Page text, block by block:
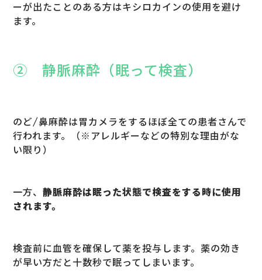
ーが出たことのある方はキシロカインの使用を避け
ます。
② 静脈麻酔（眠って検査）
のど/鼻麻酔は胃カメラをするほぼ全ての患者さんで
行われます。（※アレルギーなどの特別な理由がな
い限り）
一方、静脈麻酔は眠った状態で検査をする時に使用
されます。
検査前に血管を確保して薬を投与します。薬の効き
が早い方だと十数秒で眠ってしまいます。